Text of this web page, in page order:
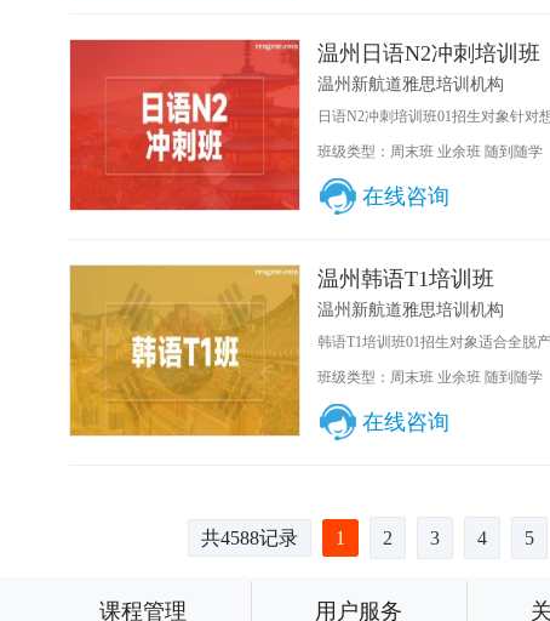
温州日语N2冲刺培训班
温州新航道雅思培训机构
日语N2冲刺培训班01招生对象针对
班级类型：周末班 业余班 随到随学
在线咨询
温州韩语T1培训班
温州新航道雅思培训机构
韩语T1培训班01招生对象适合全脱
班级类型：周末班 业余班 随到随学
在线咨询
共4588记录 1 2 3 4 5
课程管理 用户服务